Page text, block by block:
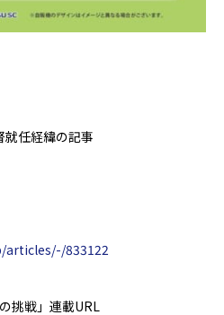
就任経緯の記事
833122
挑戦」連載URL